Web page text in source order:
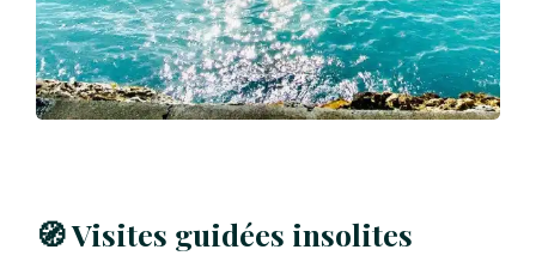
🧭 Visites guidées insolites